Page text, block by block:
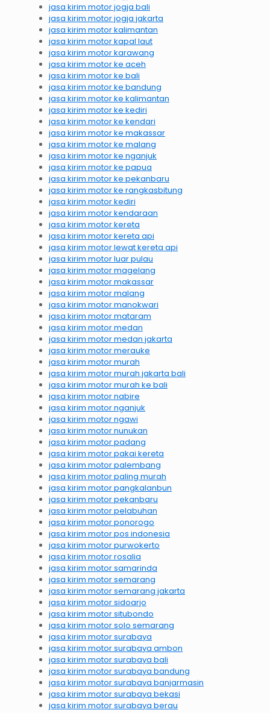
jasa kirim motor jogja bali
jasa kirim motor jogja jakarta
jasa kirim motor kalimantan
jasa kirim motor kapal laut
jasa kirim motor karawang
jasa kirim motor ke aceh
jasa kirim motor ke bali
jasa kirim motor ke bandung
jasa kirim motor ke kalimantan
jasa kirim motor ke kediri
jasa kirim motor ke kendari
jasa kirim motor ke makassar
jasa kirim motor ke malang
jasa kirim motor ke nganjuk
jasa kirim motor ke papua
jasa kirim motor ke pekanbaru
jasa kirim motor ke rangkasbitung
jasa kirim motor kediri
jasa kirim motor kendaraan
jasa kirim motor kereta
jasa kirim motor kereta api
jasa kirim motor lewat kereta api
jasa kirim motor luar pulau
jasa kirim motor magelang
jasa kirim motor makassar
jasa kirim motor malang
jasa kirim motor manokwari
jasa kirim motor mataram
jasa kirim motor medan
jasa kirim motor medan jakarta
jasa kirim motor merauke
jasa kirim motor murah
jasa kirim motor murah jakarta bali
jasa kirim motor murah ke bali
jasa kirim motor nabire
jasa kirim motor nganjuk
jasa kirim motor ngawi
jasa kirim motor nunukan
jasa kirim motor padang
jasa kirim motor pakai kereta
jasa kirim motor palembang
jasa kirim motor paling murah
jasa kirim motor pangkalanbun
jasa kirim motor pekanbaru
jasa kirim motor pelabuhan
jasa kirim motor ponorogo
jasa kirim motor pos indonesia
jasa kirim motor purwokerto
jasa kirim motor rosalia
jasa kirim motor samarinda
jasa kirim motor semarang
jasa kirim motor semarang jakarta
jasa kirim motor sidoarjo
jasa kirim motor situbondo
jasa kirim motor solo semarang
jasa kirim motor surabaya
jasa kirim motor surabaya ambon
jasa kirim motor surabaya bali
jasa kirim motor surabaya bandung
jasa kirim motor surabaya banjarmasin
jasa kirim motor surabaya bekasi
jasa kirim motor surabaya berau